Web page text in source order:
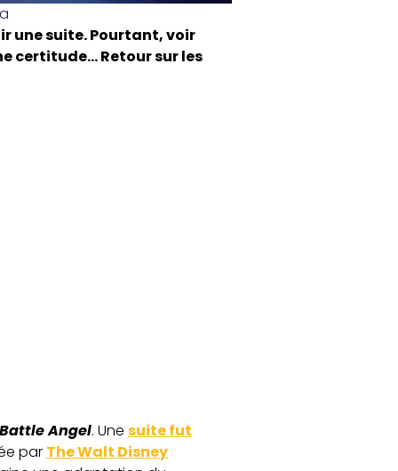
une suite. Pourtant, voir
certitude… Retour sur les
Angel. Une suite fut
par The Walt Disney